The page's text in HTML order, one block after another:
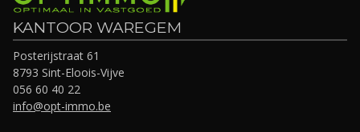
KANTOOR WAREGEM
Posterijstraat 61
8793 Sint-Eloois-Vijve
056 60 40 22
info@opt-immo.be